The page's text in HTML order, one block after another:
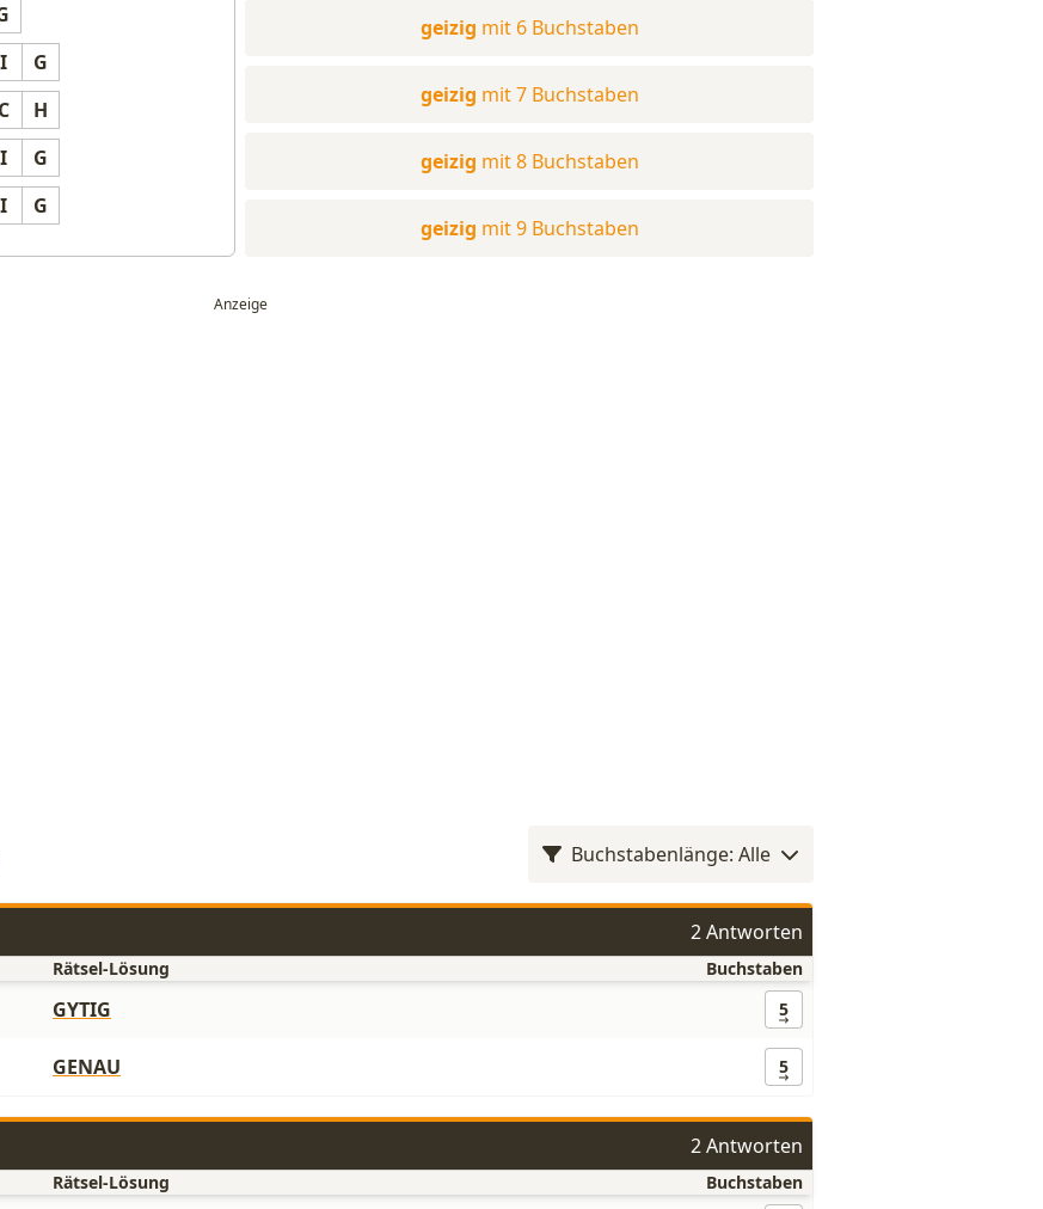
I G
C H
I G
I G
geizig mit 6 Buchstaben
geizig mit 7 Buchstaben
geizig mit 8 Buchstaben
geizig mit 9 Buchstaben
Buchstabenlänge: Alle
2 Antworten
Rätsel-Lösung Buchstaben
GYTIG 5
GENAU 5
2 Antworten
Rätsel-Lösung Buchstaben